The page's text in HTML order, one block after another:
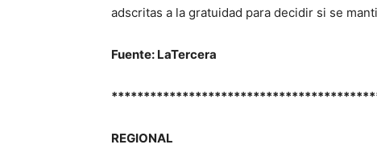
adscritas a la gratuidad para decidir si se
Fuente: LaTercera
REGIONAL